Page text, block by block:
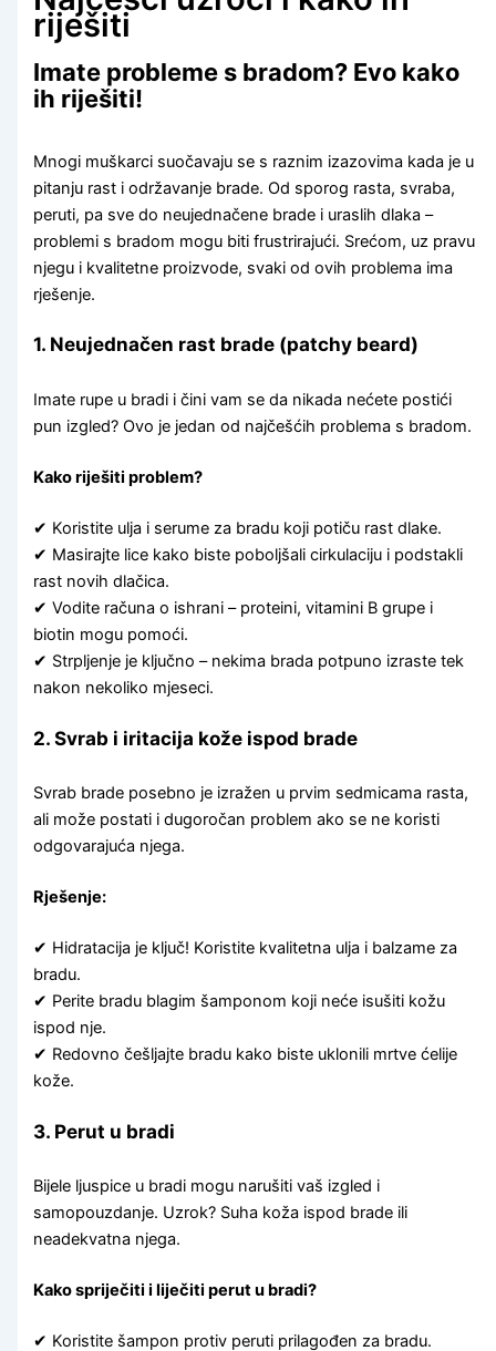
riješiti
Imate probleme s bradom? Evo kako
ih riješiti!
Mnogi muškarci suočavaju se s raznim izazovima kada je u
pitanju rast i održavanje brade. Od sporog rasta, svraba,
peruti, pa sve do neujednačene brade i uraslih dlaka –
problemi s bradom mogu biti frustrirajući. Srećom, uz pravu
njegu i kvalitetne proizvode, svaki od ovih problema ima
rješenje.
1. Neujednačen rast brade (patchy beard)
Imate rupe u bradi i čini vam se da nikada nećete postići
pun izgled? Ovo je jedan od najčešćih problema s bradom.
Kako riješiti problem?
✔ Koristite ulja i serume za bradu koji potiču rast dlake.
✔ Masirajte lice kako biste poboljšali cirkulaciju i podstakli
rast novih dlačica.
✔ Vodite računa o ishrani – proteini, vitamini B grupe i
biotin mogu pomoći.
✔ Strpljenje je ključno – nekima brada potpuno izraste tek
nakon nekoliko mjeseci.
2. Svrab i iritacija kože ispod brade
Svrab brade posebno je izražen u prvim sedmicama rasta,
ali može postati i dugoročan problem ako se ne koristi
odgovarajuća njega.
Rješenje:
✔ Hidratacija je ključ! Koristite kvalitetna ulja i balzame za
bradu.
✔ Perite bradu blagim šamponom koji neće isušiti kožu
ispod nje.
✔ Redovno češljajte bradu kako biste uklonili mrtve ćelije
kože.
3. Perut u bradi
Bijele ljuspice u bradi mogu narušiti vaš izgled i
samopouzdanje. Uzrok? Suha koža ispod brade ili
neadekvatna njega.
Kako spriječiti i liječiti perut u bradi?
✔ Koristite šampon protiv peruti prilagođen za bradu.